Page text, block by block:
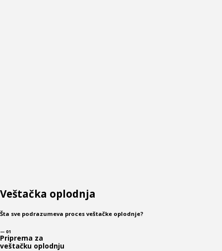
Veštačka oplodnja
Šta sve podrazumeva proces veštačke oplodnje?
— 01
Priprema za
veštačku oplodnju